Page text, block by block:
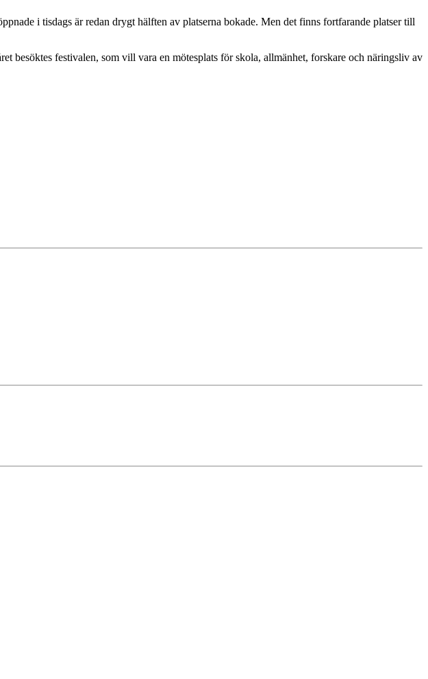
i tisdags är redan drygt hälften av platserna bokade. Men det finns fortfarande platser till
besöktes festivalen, som vill vara en mötesplats för skola, allmänhet, forskare och näringsliv av